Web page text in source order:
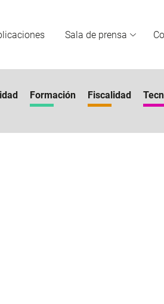
Sala de prensa
Formación Fiscalidad